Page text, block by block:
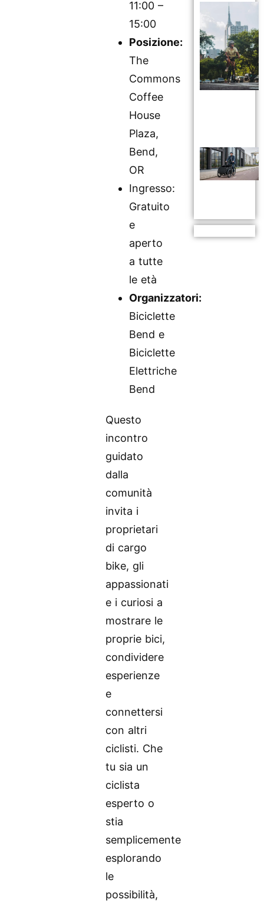
11:00 –
15:00
Posizione:
The
Commons
Coffee
House
Plaza,
Bend,
OR
Ingresso:
Gratuito
e
aperto
a tutte
le età
Organizzatori:
Biciclette
Bend e
Biciclette
Elettriche
Bend
Questo
incontro
guidato
dalla
comunità
invita i
proprietari
di cargo
bike, gli
appassionati
e i curiosi a
mostrare le
proprie bici,
condividere
esperienze
e
connettersi
con altri
ciclisti. Che
tu sia un
ciclista
esperto o
stia
semplicemente
esplorando
le
possibilità,